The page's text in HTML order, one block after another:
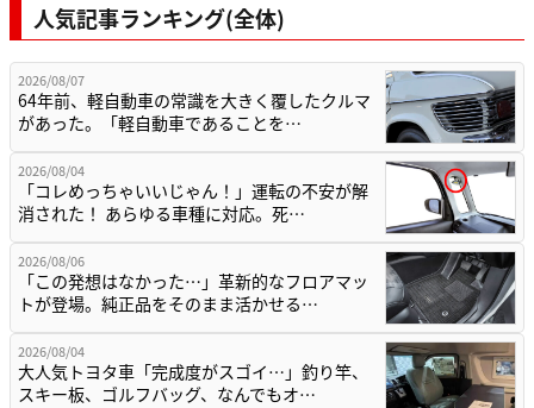
人気記事ランキング(全体)
2026/08/07
64年前、軽自動車の常識を大きく覆したクルマ
があった。「軽自動車であることを…
2026/08/04
「コレめっちゃいいじゃん！」運転の不安が解
消された！ あらゆる車種に対応。死…
2026/08/06
「この発想はなかった…」革新的なフロアマッ
トが登場。純正品をそのまま活かせる…
2026/08/04
大人気トヨタ車「完成度がスゴイ…」釣り竿、
スキー板、ゴルフバッグ、なんでもオ…